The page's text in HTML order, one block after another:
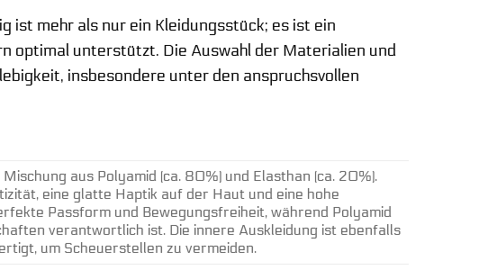
ist mehr als nur ein Kleidungsstück; es ist ein
optimal unterstützt. Die Auswahl der Materialien und
insbesondere unter den anspruchsvollen
aus Polyamid (ca. 80%) und Elasthan (ca. 20%).
eine glatte Haptik auf der Haut und eine hohe
Passform und Bewegungsfreiheit, während Polyamid
verantwortlich ist. Die innere Auskleidung ist ebenfalls
um Scheuerstellen zu vermeiden.